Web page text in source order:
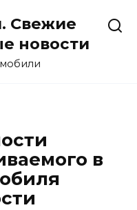
Свежие
новости
в